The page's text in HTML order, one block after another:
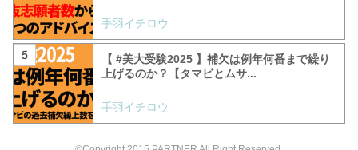
手羽イチロウ
【 #美大受験2025 】補欠は例年何番まで繰り
上げるのか？【タマビとムサ...
手羽イチロウ